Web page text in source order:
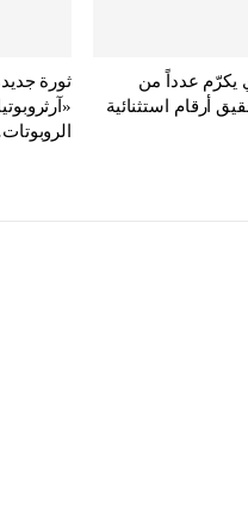
يكرّم عدداً من
أرقام استثنائية
ثورة